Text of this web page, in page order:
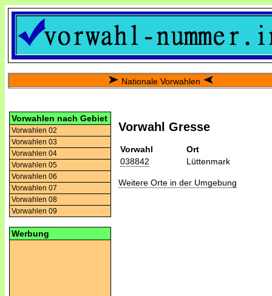
Nationale Vorwahlen
Vorwahlen nach Gebiet
Vorwahlen 02
Vorwahlen 03
Vorwahlen 04
Vorwahlen 05
Vorwahlen 06
Vorwahlen 07
Vorwahlen 08
Vorwahlen 09
Werbung
Vorwahl Gresse
Vorwahl
Ort
038842
Lüttenmark
Weitere Orte in der Umgebung